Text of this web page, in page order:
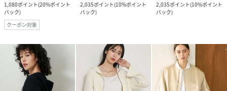
1,080ポイント(20%ポイント
バック)
クーポン対象
2,035ポイント(10%ポイント
バック)
2,035ポイント(10%ポイント
バック)